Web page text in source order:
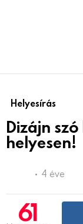
Helyesírás
Dizájn
helyesen!
4 éve
61